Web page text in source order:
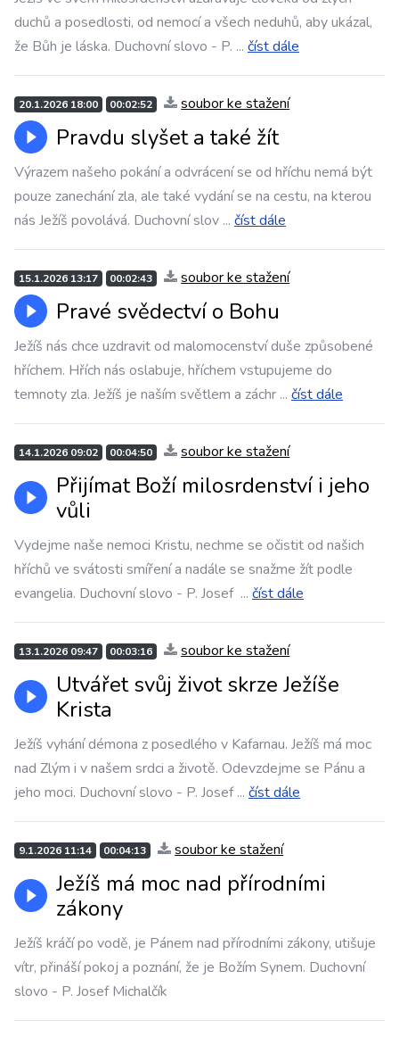
duchů a posedlosti, od nemocí a všech neduhů, aby ukázal,
že Bůh je láska. Duchovní slovo - P. ... číst dále
20.1.2026 18:00 00:02:52 soubor ke stažení
Pravdu slyšet a také žít
Výrazem našeho pokání a odvrácení se od hříchu nemá být
pouze zanechání zla, ale také vydání se na cestu, na kterou
nás Ježíš povolává. Duchovní slov ... číst dále
15.1.2026 13:17 00:02:43 soubor ke stažení
Pravé svědectví o Bohu
Ježíš nás chce uzdravit od malomocenství duše způsobené
hříchem. Hřích nás oslabuje, hříchem vstupujeme do
temnoty zla. Ježíš je naším světlem a záchr ... číst dále
14.1.2026 09:02 00:04:50 soubor ke stažení
Přijímat Boží milosrdenství i jeho
vůli
Vydejme naše nemoci Kristu, nechme se očistit od našich
hříchů ve svátosti smíření a nadále se snažme žít podle
evangelia. Duchovní slovo - P. Josef ... číst dále
13.1.2026 09:47 00:03:16 soubor ke stažení
Utvářet svůj život skrze Ježíše
Krista
Ježíš vyhání démona z posedlého v Kafarnau. Ježíš má moc
nad Zlým i v našem srdci a životě. Odevzdejme se Pánu a
jeho moci. Duchovní slovo - P. Josef... číst dále
9.1.2026 11:14 00:04:13 soubor ke stažení
Ježíš má moc nad přírodními
zákony
Ježíš kráčí po vodě, je Pánem nad přírodními zákony, utišuje
vítr, přináší pokoj a poznání, že je Božím Synem. Duchovní
slovo - P. Josef Michalčík